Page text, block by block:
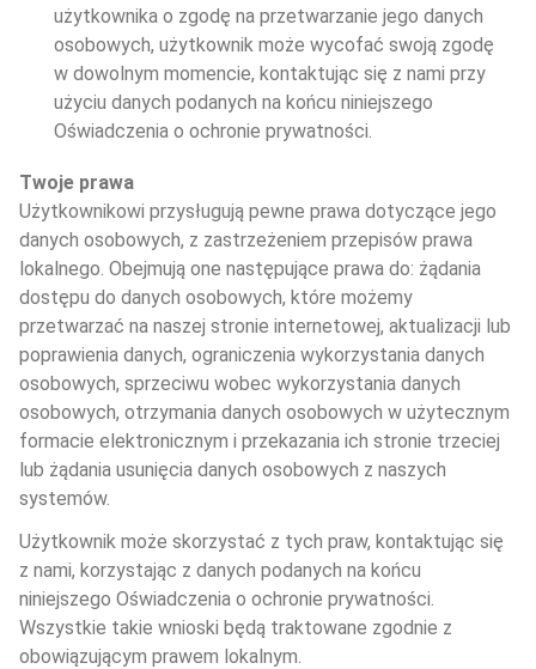
użytkownika o zgodę na przetwarzanie jego danych
osobowych, użytkownik może wycofać swoją zgodę
w dowolnym momencie, kontaktując się z nami przy
użyciu danych podanych na końcu niniejszego
Oświadczenia o ochronie prywatności.
Twoje prawa
Użytkownikowi przysługują pewne prawa dotyczące jego
danych osobowych, z zastrzeżeniem przepisów prawa
lokalnego. Obejmują one następujące prawa do: żądania
dostępu do danych osobowych, które możemy
przetwarzać na naszej stronie internetowej, aktualizacji lub
poprawienia danych, ograniczenia wykorzystania danych
osobowych, sprzeciwu wobec wykorzystania danych
osobowych, otrzymania danych osobowych w użytecznym
formacie elektronicznym i przekazania ich stronie trzeciej
lub żądania usunięcia danych osobowych z naszych
systemów.
Użytkownik może skorzystać z tych praw, kontaktując się
z nami, korzystając z danych podanych na końcu
niniejszego Oświadczenia o ochronie prywatności.
Wszystkie takie wnioski będą traktowane zgodnie z
obowiązującym prawem lokalnym.